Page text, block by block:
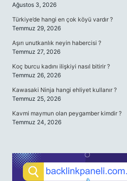
Ağustos 3, 2026
Türkiye’de hangi en çok köyü vardır ?
Temmuz 29, 2026
Aşırı unutkanlık neyin habercisi ?
Temmuz 27, 2026
Koç burcu kadını ilişkiyi nasıl bitirir ?
Temmuz 26, 2026
Kawasaki Ninja hangi ehliyet kullanır ?
Temmuz 25, 2026
Kavmi maymun olan peygamber kimdir ?
Temmuz 24, 2026